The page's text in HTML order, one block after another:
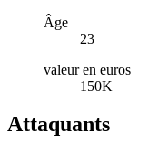
Âge
23
valeur en euros
150K
Attaquants